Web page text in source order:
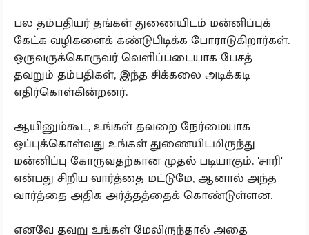
பல தம்பதியர் தங்கள் துணையிடம் மன்னிப்புக்
கேட்க வழிகளைக் கண்டுபிடிக்க போராடுகிறார்கள்.
ஒருவருக்கொருவர் வெளிப்படையாக பேசத்
தவறும் தம்பதிகள், இந்த சிக்கலை அடிக்கடி
எதிர்கொள்கின்றனர்.
ஆயினும்கூட, உங்கள் தவறை நேர்மையாக
ஒப்புக்கொள்வது உங்கள் துணையிடமிருந்து
மன்னிப்பு கோருவதற்கான முதல் படியாகும். 'சாரி'
என்பது சிறிய வார்த்தை மட்டுமே, ஆனால் அந்த
வார்த்தை அதிக அர்த்தத்தைக் கொண்டுள்ளன.
எனவே தவறு உங்கள் மேலிருந்தால் அதை